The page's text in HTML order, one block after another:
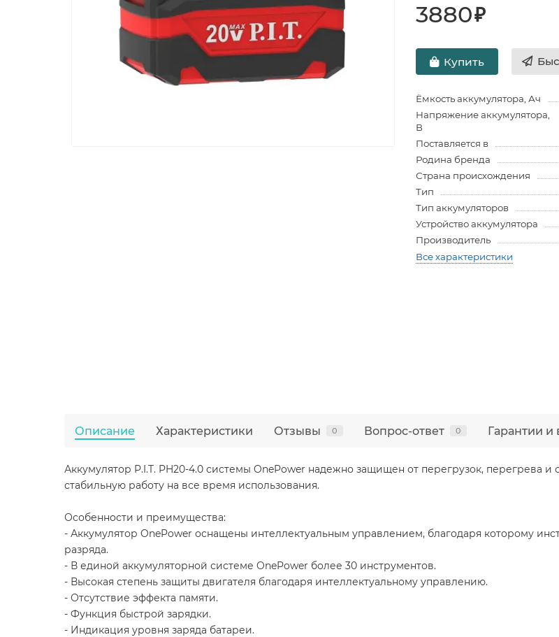
3880₽
Купить
Ёмкость аккумулятора, Ач
Напряжение аккумулятора,
В
Поставляется в
Родина бренда
Страна происхождения
Тип
Тип аккумуляторов
Устройство аккумулятора
Производитель
Все характеристики
Описание Характеристики Отзывы 0 Вопрос-ответ 0 Гарантии и
Аккумулятор P.I.T. PH20-4.0 системы OnePower надежно защищен от перегрузок, перегрева
стабильную работу на все время использования.
Особенности и преимущества:
- Аккумулятор OnePower оснащены интеллектуальным управлением, благодаря которому
разряда.
- В единой аккумуляторной системе OnePower более 30 инструментов.
- Высокая степень защиты двигателя благодаря интеллектуальному управлению.
- Отсутствие эффекта памяти.
- Функция быстрой зарядки.
- Индикация уровня заряда батареи.